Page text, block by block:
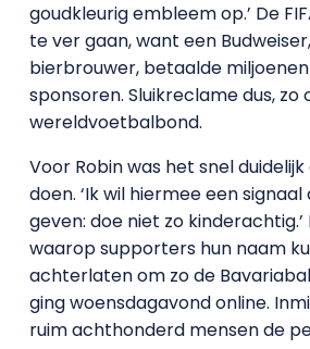
goudkleurig embleem op.’ De
te ver gaan, want een
bierbrouwer, betaalde
sponsoren. Sluikreclame dus, zo
wereldvoetbalbond.
Voor Robin was het snel
doen. ‘Ik wil hiermee een signaal
geven: doe niet zo kinderachtig.’
waarop supporters hun naam
achterlaten om zo de
ging woensdagavond online.
ruim achthonderd mensen de